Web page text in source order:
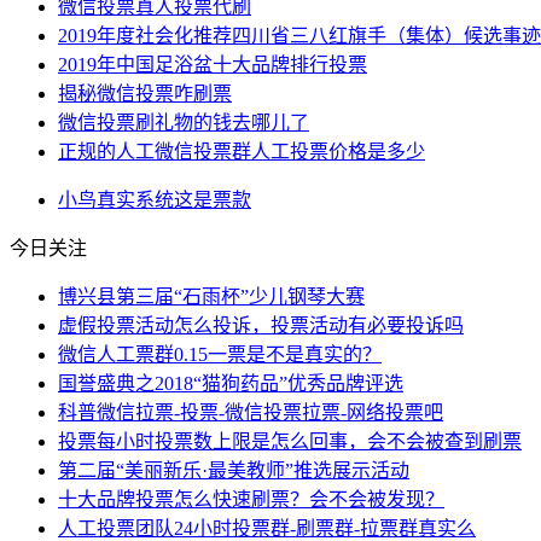
微信投票真人投票代刷
2019年度社会化推荐四川省三八红旗手（集体）候选事
2019年中国足浴盆十大品牌排行投票
揭秘微信投票咋刷票
微信投票刷礼物的钱去哪儿了
正规的人工微信投票群人工投票价格是多少
小鸟真实系统这是票款
今日关注
博兴县第三届“石雨杯”少儿钢琴大赛
虚假投票活动怎么投诉，投票活动有必要投诉吗
微信人工票群0.15一票是不是真实的？
国誉盛典之2018“猫狗药品”优秀品牌评选
科普微信拉票-投票-微信投票拉票-网络投票吧
投票每小时投票数上限是怎么回事，会不会被查到刷票
第二届“美丽新乐·最美教师”推选展示活动
十大品牌投票怎么快速刷票？会不会被发现？
人工投票团队24小时投票群-刷票群-拉票群真实么